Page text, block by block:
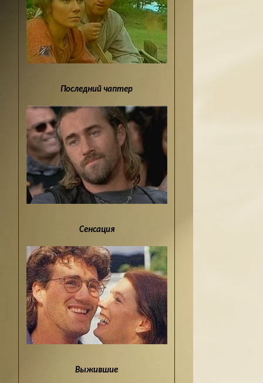
Последний чаптер
Сенсация
Выжившие